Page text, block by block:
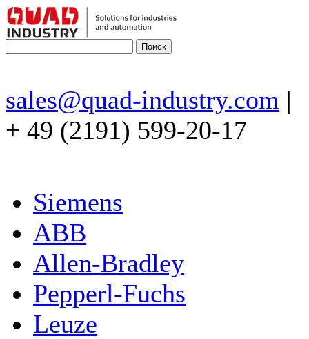
sales@quad-industry.com |
+ 49 (2191) 599-20-17
Siemens
ABB
Allen-Bradley
Pepperl-Fuchs
Leuze